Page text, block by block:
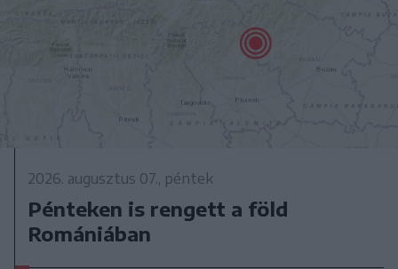
2026. augusztus 07., péntek
Pénteken is rengett a föld
Romániában